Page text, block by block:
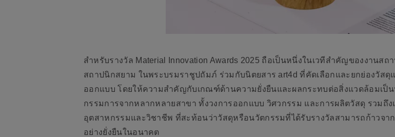
สำหรับรางวัล Material Innovation Awards 2025 ถือเป็นหนึ่งในเวทีสำคัญของงานส
สถาปนิกสยาม ในพระบรมราชูปถัมภ์ ร่วมกับนิตยสาร art4d ที่คัดเลือกและยกย่องวัส
ออกแบบ โดยให้ความสำคัญกับเกณฑ์ด้านความยั่งยืนและผลกระทบต่อสิ่งแวดล้อมเป็
กรรมการจากหลากหลายสาขา ทั้งวงการออกแบบ วิศวกรรม และการผลิตวัสดุ รวมถึ
อุตสาหกรรมและวิชาชีพ ที่สะท้อนว่าวัสดุหรือนวัตกรรมที่ได้รับรางวัลสามารถก้าวจ
อย่างยั่งยืนในอนาคต